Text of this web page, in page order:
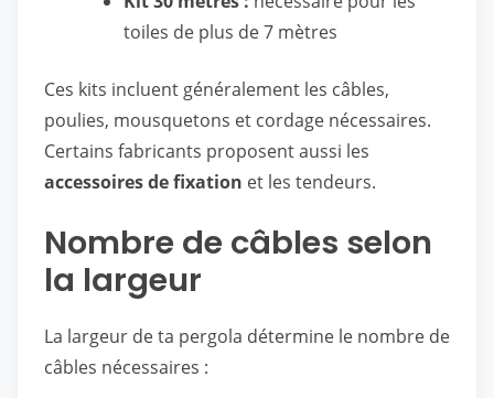
toiles de plus de 7 mètres
Ces kits incluent généralement les câbles,
poulies, mousquetons et cordage nécessaires.
Certains fabricants proposent aussi les
accessoires de fixation et les tendeurs.
Nombre de câbles selon
la largeur
La largeur de ta pergola détermine le nombre de
câbles nécessaires :